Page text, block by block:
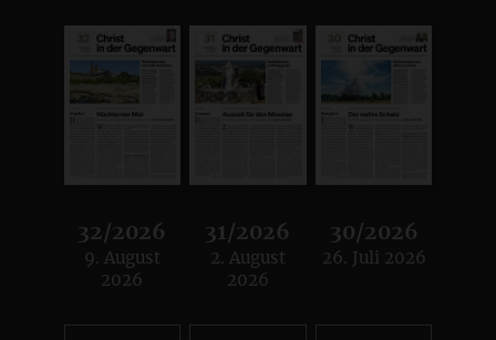
32/2026
:
9. August
2026
31/2026
:
2. August
2026
30/2026
:
26. Juli 2026